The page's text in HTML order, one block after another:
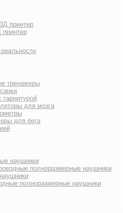
принтер
тренажеры
для мозга
для бега
наушники
полноразмерные наушники
полноразмерные наушники